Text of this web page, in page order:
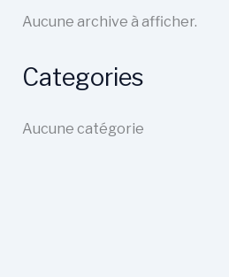
Aucune archive à afficher.
Categories
Aucune catégorie